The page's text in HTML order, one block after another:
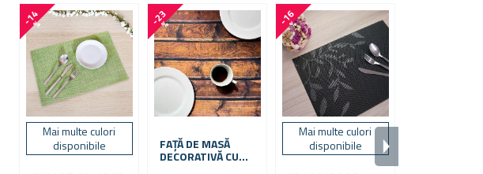
-
1
4
%
Mai multe culori
disponibile
-
2
3
%
FAȚĂ DE MASĂ
DECORATIVĂ CU
-
1
6
%
Mai multe culori
disponibile